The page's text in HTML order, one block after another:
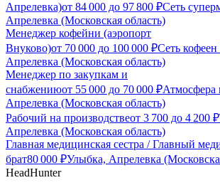
Апрелевка)от 84 000 до 97 800 ₽Сеть
Апрелевка (Московская область)
Менеджер кофейни (аэропорт
Внуково)от 70 000 до 100 000 ₽Сеть
Апрелевка (Московская область)
Менеджер по закупкам и
снабжениюот 55 000 до 70 000 ₽Атмосфера
Апрелевка (Московская область)
Рабочий на производствеот 3 700 до 4 200 ₽
Апрелевка (Московская область)
Главная медицинская сестра / Главный
брат80 000 ₽Улыбка, Апрелевка
HeadHunter